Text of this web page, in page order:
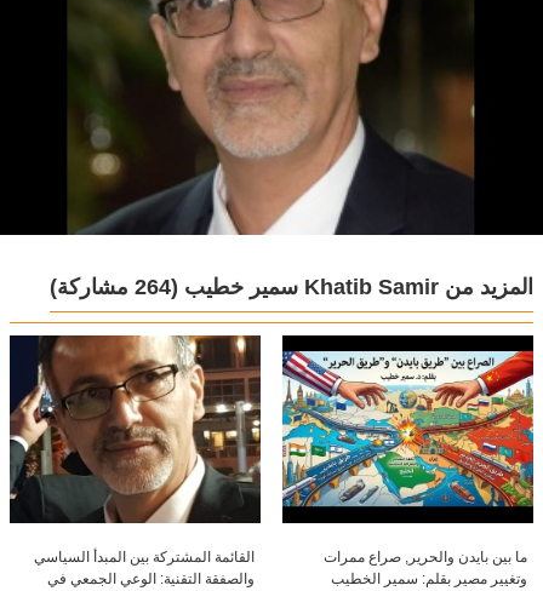
المزيد من Khatib Samir سمير خطيب (264 مشاركة)
ما بين بايدن والحرير, صراع ممرات
وتغيير مصير بقلم: سمير الخطيب
القائمة المشتركة بين المبدأ السياسي
والصفقة التقنية: الوعي الجمعي في